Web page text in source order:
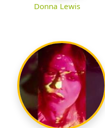
Donna Lewis